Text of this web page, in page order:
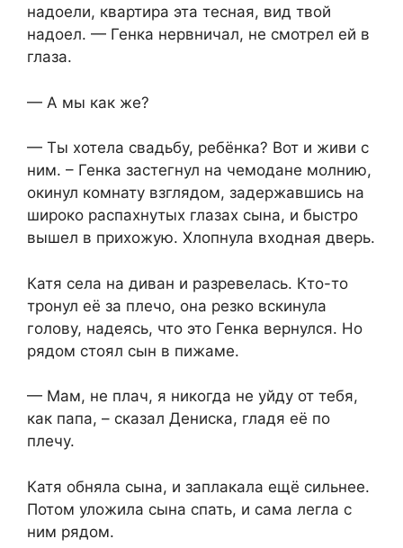
надоели, квартира эта тесная, вид твой
надоел. — Генка нервничал, не смотрел ей в
глаза.
— А мы как же?
— Ты хотела свадьбу, ребёнка? Вот и живи с
ним. – Генка застегнул на чемодане молнию,
окинул комнату взглядом, задержавшись на
широко распахнутых глазах сына, и быстро
вышел в прихожую. Хлопнула входная дверь.
Катя села на диван и разревелась. Кто-то
тронул её за плечо, она резко вскинула
голову, надеясь, что это Генка вернулся. Но
рядом стоял сын в пижаме.
— Мам, не плач, я никогда не уйду от тебя,
как папа, – сказал Дениска, гладя её по
плечу.
Катя обняла сына, и заплакала ещё сильнее.
Потом уложила сына спать, и сама легла с
ним рядом.